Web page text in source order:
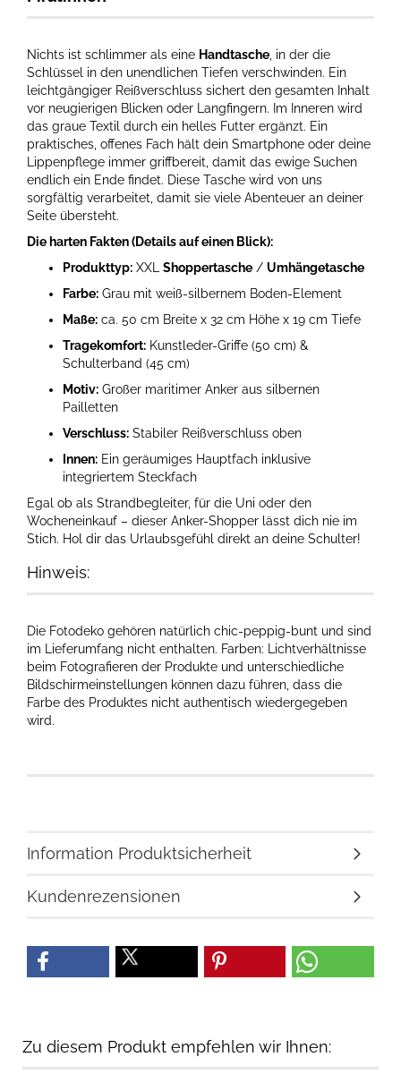
Nichts ist schlimmer als eine Handtasche , in der die
Schlüssel in den unendlichen Tiefen verschwinden. Ein
leichtgängiger Reißverschluss sichert den gesamten Inhalt
vor neugierigen Blicken oder Langfingern. Im Inneren wird
das graue Textil durch ein helles Futter ergänzt. Ein
praktisches, offenes Fach hält dein Smartphone oder deine
Lippenpflege immer griffbereit, damit das ewige Suchen
endlich ein Ende findet. Diese Tasche wird von uns
sorgfältig verarbeitet, damit sie viele Abenteuer an deiner
Seite übersteht.
Die harten Fakten (Details auf einen Blick):
Produkttyp: XXL Shoppertasche / Umhängetasche
Farbe: Grau mit weiß-silbernem Boden-Element
Maße: ca. 50 cm Breite x 32 cm Höhe x 19 cm Tiefe
Tragekomfort: Kunstleder-Griffe (50 cm) &
Schulterband (45 cm)
Motiv: Großer maritimer Anker aus silbernen
Pailletten
Verschluss: Stabiler Reißverschluss oben
Innen: Ein geräumiges Hauptfach inklusive
integriertem Steckfach
Egal ob als Strandbegleiter, für die Uni oder den
Wocheneinkauf – dieser Anker-Shopper lässt dich nie im
Stich. Hol dir das Urlaubsgefühl direkt an deine Schulter!
Hinweis:
Die Fotodeko gehören natürlich chic-peppig-bunt und sind
im Lieferumfang nicht enthalten. Farben: Lichtverhältnisse
beim Fotografieren der Produkte und unterschiedliche
Bildschirmeinstellungen können dazu führen, dass die
Farbe des Produktes nicht authentisch wiedergegeben
wird.
Information Produktsicherheit
Kundenrezensionen
Zu diesem Produkt empfehlen wir Ihnen: